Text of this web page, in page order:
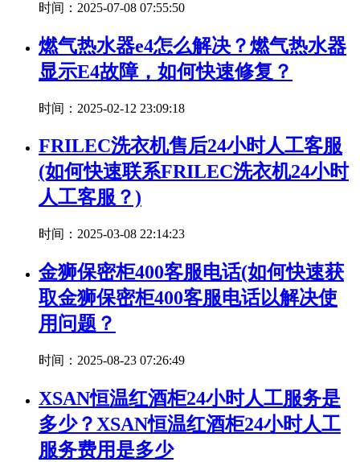
时间：2025-07-08 07:55:50
燃气热水器e4怎么解决？燃气热水器
显示E4故障，如何快速修复？
时间：2025-02-12 23:09:18
FRILEC洗衣机售后24小时人工客服
(如何快速联系FRILEC洗衣机24小时
人工客服？)
时间：2025-03-08 22:14:23
金狮保密柜400客服电话(如何快速获
取金狮保密柜400客服电话以解决使
用问题？
时间：2025-08-23 07:26:49
XSAN恒温红酒柜24小时人工服务是
多少？XSAN恒温红酒柜24小时人工
服务费用是多少